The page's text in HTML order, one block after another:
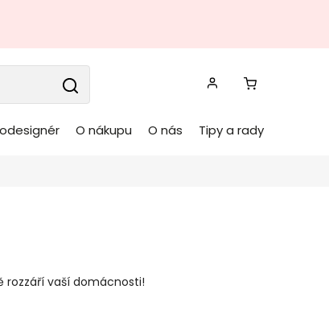
O nákupu O nás Tipy a rady
rozzáří vaší domácnosti!